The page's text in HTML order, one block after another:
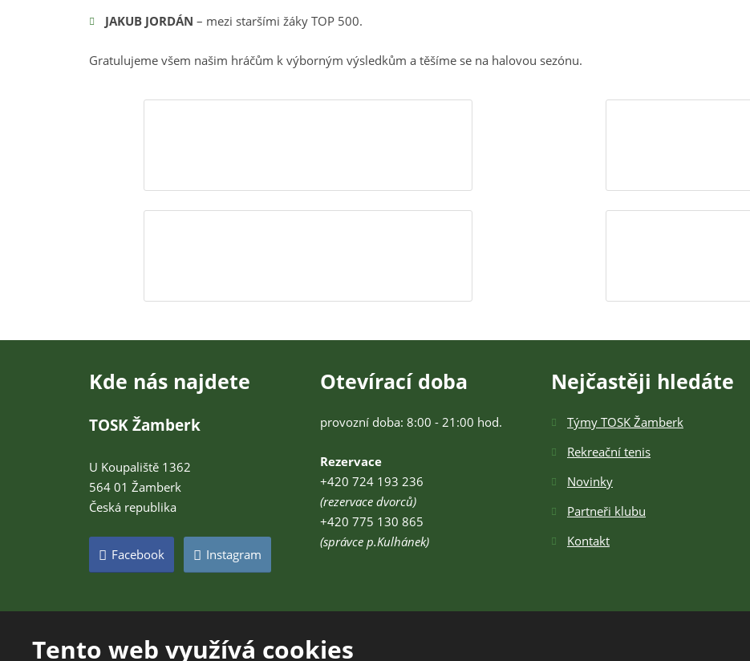
JAKUB JORDÁN – mezi staršími žáky TOP 500.
Gratulujeme všem našim hráčům k výborným výsledkům a těšíme se na halovou sezónu.
Kde nás najdete
TOSK Žamberk
U Koupaliště 1362
564 01 Žamberk
Česká republika
Facebook Instagram
Otevírací doba
provozní doba: 8:00 - 21:00 hod.
Rezervace
+420 724 193 236
(rezervace dvorců)
+420 775 130 865
(správce p.Kulhánek)
Nejčastěji hledáte
Týmy TOSK Žamberk
Rekreační tenis
Novinky
Partneři klubu
Kontakt
Tento web využívá cookies